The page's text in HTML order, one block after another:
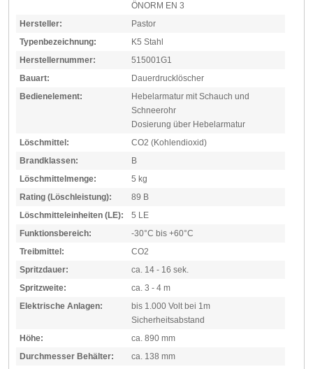
ÖNORM EN 3
Hersteller:
Pastor
Typenbezeichnung:
K5 Stahl
Herstellernummer:
515001G1
Bauart:
Dauerdrucklöscher
Bedienelement:
Hebelarmatur mit Schauch und
Schneerohr
Dosierung über Hebelarmatur
Löschmittel:
CO2 (Kohlendioxid)
Brandklassen:
B
Löschmittelmenge:
5 kg
Rating (Löschleistung):
89 B
Löschmitteleinheiten (LE):
5 LE
Funktionsbereich:
-30°C bis +60°C
Treibmittel:
CO2
Spritzdauer:
ca. 14 - 16 sek.
Spritzweite:
ca. 3 - 4 m
Elektrische Anlagen:
bis 1.000 Volt bei 1m
Sicherheitsabstand
Höhe:
ca. 890 mm
Durchmesser Behälter:
ca. 138 mm